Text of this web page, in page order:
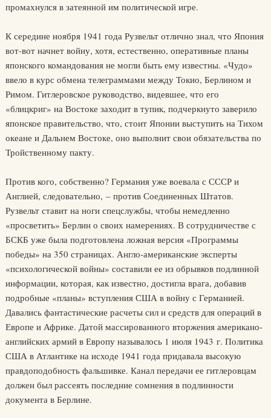
промахнулся в затеянной им политической игре.
К середине ноября 1941 года Рузвельт отлично знал, что Япония
вот-вот начнет войну, хотя, естественно, оперативные планы
японского командования не могли быть ему известны. «Чудо»
ввело в курс обмена телеграммами между Токио, Берлином и
Римом. Гитлеровское руководство, видевшее, что его
«блицкриг» на Востоке заходит в тупик, подчеркнуто заверило
японское правительство, что, стоит Японии выступить на Тихом
океане и Дальнем Востоке, оно выполнит свои обязательства по
Тройственному пакту.
Против кого, собственно? Германия уже воевала с СССР и
Англией, следовательно, – против Соединенных Штатов.
Рузвельт ставит на ноги спецслужбы, чтобы немедленно
«просветить» Берлин о своих намерениях. В сотрудничестве с
БСКБ уже была подготовлена ложная версия «Программы
победы» на 350 страницах. Англо-американские эксперты
«психологической войны» составили ее из обрывков подлинной
информации, которая, как известно, достигла врага, добавив
подробные «планы» вступления США в войну с Германией.
Давались фантастические расчеты сил и средств для операций в
Европе и Африке. Датой массированного вторжения американо-
английских армий в Европу называлось 1 июля 1943 г. Политика
США в Атлантике на исходе 1941 года придавала высокую
правдоподобность фальшивке. Канал передачи ее гитлеровцам
должен был рассеять последние сомнения в подлинности
документа в Берлине.